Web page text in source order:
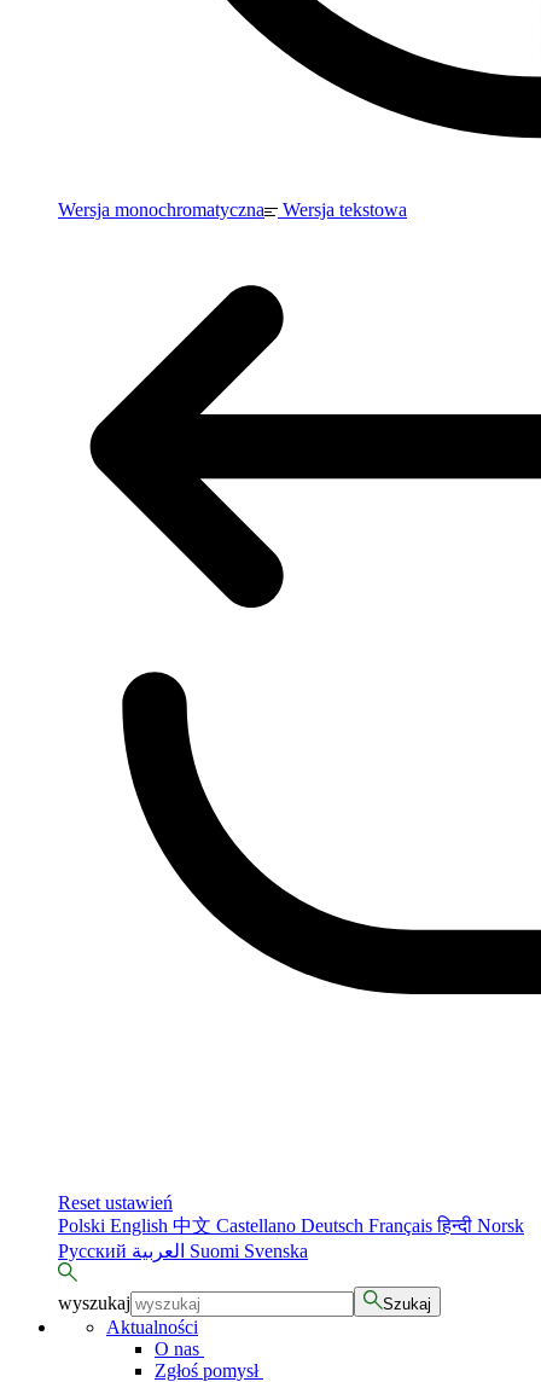
Wersja monochromatyczna Wersja tekstowa
Reset ustawień
Polski English 中文 Castellano Deutsch Françaisहिन्दी Norsk
Русский
Suomi Svenska
wyszukaj Szukaj
Aktualności
O nas
Zgłoś pomysł